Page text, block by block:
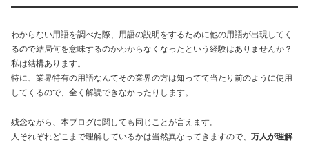
わからない用語を調べた際、用語の説明をするために他の用語が出現してく
るので結局何を意味するのかわからなくなったという経験はありませんか？
私は結構あります。
特に、業界特有の用語なんてその業界の方は知ってて当たり前のように使用
してくるので、全く解読できなかったりします。
残念ながら、本ブログに関しても同じことが言えます。
人それぞれどこまで理解しているかは当然異なってきますので、 万人が理解